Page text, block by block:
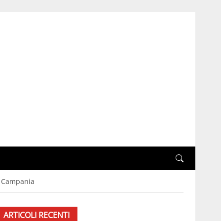
ARTICOLI RECENTI